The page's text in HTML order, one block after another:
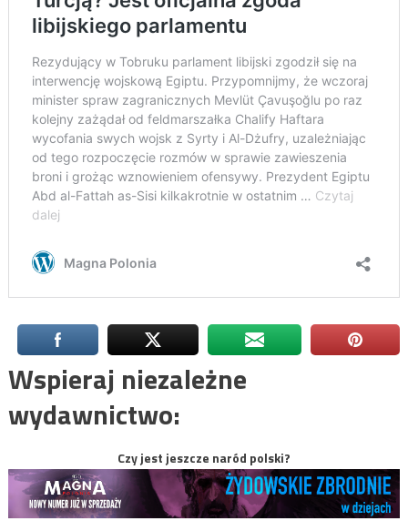
Wspieraj niezależne
wydawnictwo:
Czy jest jeszcze naród polski?